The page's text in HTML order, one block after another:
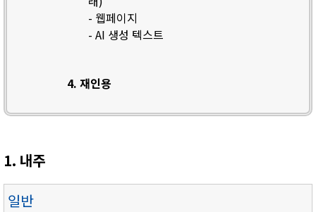
- 웹페이지
- AI 생성 텍스트
4. 재인용
1. 내주
일반